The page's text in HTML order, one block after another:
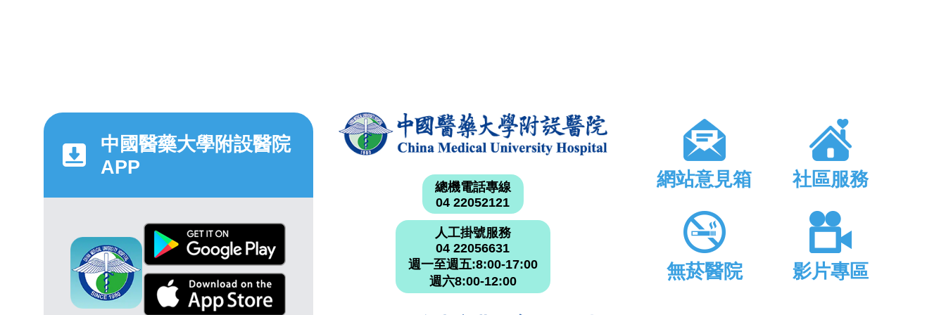
中國醫藥大學附設醫院
APP
總機電話專線
04 22052121
人工掛號服務
04 22056631
週一至週五:8:00-17:00
週六8:00-12:00
網站意見箱 社區服務
無菸醫院 影片專區